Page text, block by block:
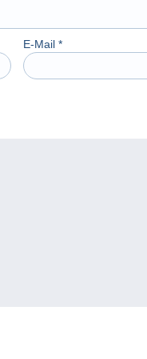
E-Mail *